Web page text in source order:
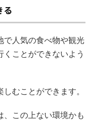
る
で人気の食べ物や観光
ことができないよう
むことができます。
この上ない環境かも